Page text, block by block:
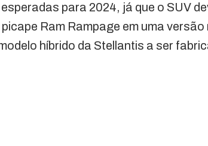
para 2024, já que o SUV
Ram Rampage em uma
híbrido da Stellantis a ser